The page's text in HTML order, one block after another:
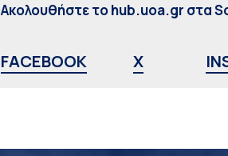
Ακολουθήστε το hub.uoa.gr στα
FACEBOOK X